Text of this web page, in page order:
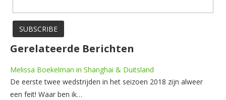
Gerelateerde Berichten
Melissa Boekelman in Shanghai & Duitsland
De eerste twee wedstrijden in het seizoen 2018 zijn alweer
een feit! Waar ben ik…